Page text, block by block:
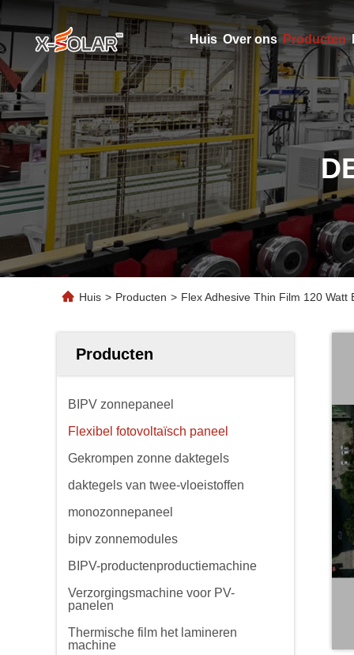
Huis Over ons Producten
Huis > Producten > Flex Adhesive Thin Film 120
Producten
BIPV zonnepaneel
Flexibel fotovoltaïsch paneel
Gekrompen zonne daktegels
daktegels van twee-vloeistoffen
monozonnepaneel
bipv zonnemodules
BIPV-productenproductiemachine
Verzorgingsmachine voor PV-
panelen
Thermische film het lamineren
machine